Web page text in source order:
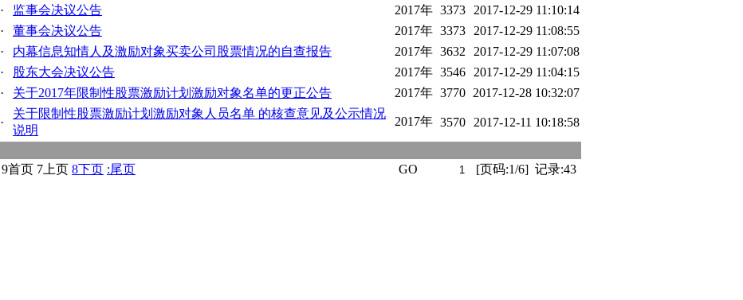
·
监事会决议公告 2017年 3373
2017-12-29 11:10:14
·
董事会决议公告 2017年 3373
2017-12-29 11:08:55
·
内幕信息知情人及激励对象买卖公司股票情况的自查报告 2017年 3632
2017-12-29 11:07:08
·
股东大会决议公告 2017年 3546
2017-12-29 11:04:15
·
关于2017年限制性股票激励计划激励对象名单的更正公告 2017年 3770 2017-12-28 10:32:07
·
关于限制性股票激励计划激励对象人员名单 的核查意见及公示情况
说明
2017年 3570 2017-12-11 10:18:58
9首页 7 上页 8下页 :尾页 GO [页码:1/6] 记录:43